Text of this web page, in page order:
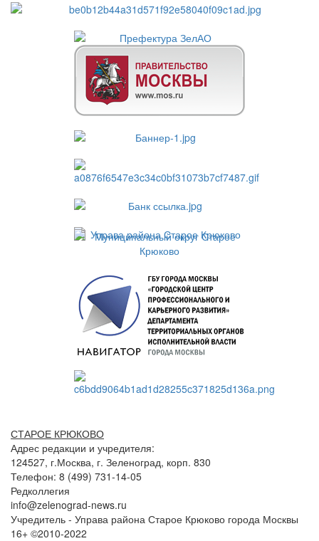
СТАРОЕ КРЮКОВО
Адрес редакции и учредителя:
124527, г.Москва, г. Зеленоград, корп. 830
Телефон: 8 (499) 731-14-05
Редколлегия
info@zelenograd-news.ru
Учредитель - Управа района Старое Крюково города Москвы
16+ ©2010-2022